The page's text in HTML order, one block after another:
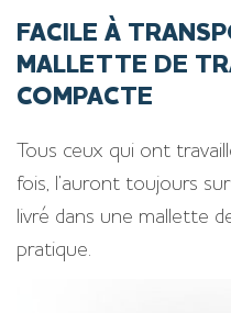
FACILE À
MALLETTE DE
COMPACTE
Tous ceux qui ont
fois, l’auront toujours
livré dans une mallette
pratique.